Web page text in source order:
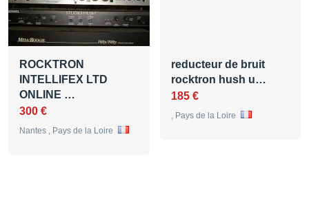
ROCKTRON
INTELLIFEX LTD
ONLINE …
300 €
Nantes , Pays de la Loire
reducteur de bruit
rocktron hush u…
185 €
, Pays de la Loire